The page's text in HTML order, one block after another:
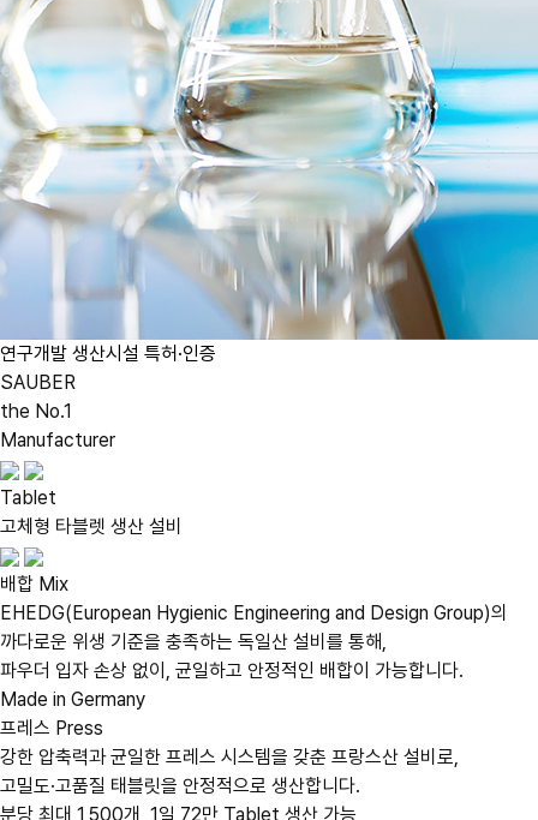
연구개발 생산시설 특허·인증
SAUBER
the No.1
Manufacturer
Tablet
고체형 타블렛 생산 설비
배합 Mix
EHEDG(European Hygienic Engineering and Design Group)의
까다로운 위생 기준을 충족하는 독일산 설비를 통해,
파우더 입자 손상 없이, 균일하고 안정적인 배합이 가능합니다.
Made in Germany
프레스 Press
강한 압축력과 균일한 프레스 시스템을 갖춘 프랑스산 설비로,
고밀도·고품질 태블릿을 안정적으로 생산합니다.
분당 최대 1,500개, 1일 72만 Tablet 생산 가능